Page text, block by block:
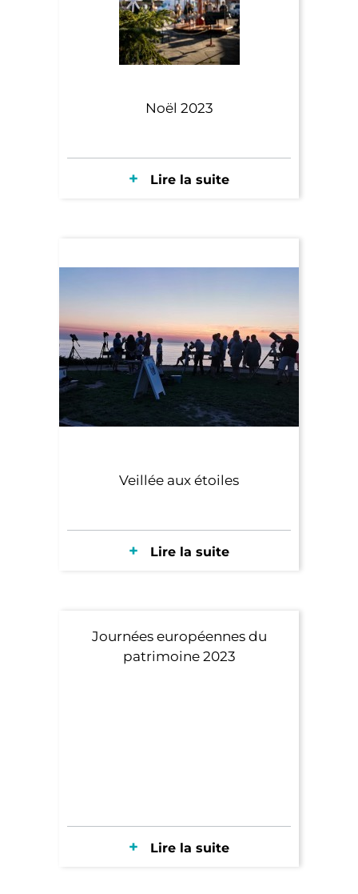
Noël 2023
Lire la suite
Veillée aux étoiles
Lire la suite
Journées européennes du
patrimoine 2023
Lire la suite